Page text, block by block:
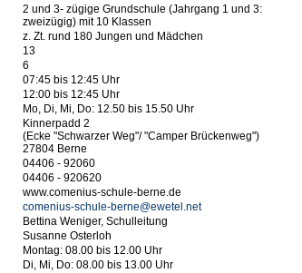
2 und 3- zügige Grundschule (Jahrgang 1 und 3:
zweizügig) mit 10 Klassen
z. Zt. rund 180 Jungen und Mädchen
13
6
07:45 bis 12:45 Uhr
12:00 bis 12:45 Uhr
Mo, Di, Mi, Do: 12.50 bis 15.50 Uhr
Kinnerpadd 2
(Ecke "Schwarzer Weg"/ "Camper Brückenweg")
27804 Berne
04406 - 92060
04406 - 920620
www.comenius-schule-berne.de
comenius-schule-berne@ewetel.net
Bettina Weniger, Schulleitung
Susanne Osterloh
Montag: 08.00 bis 12.00 Uhr
Di, Mi, Do: 08.00 bis 13.00 Uhr